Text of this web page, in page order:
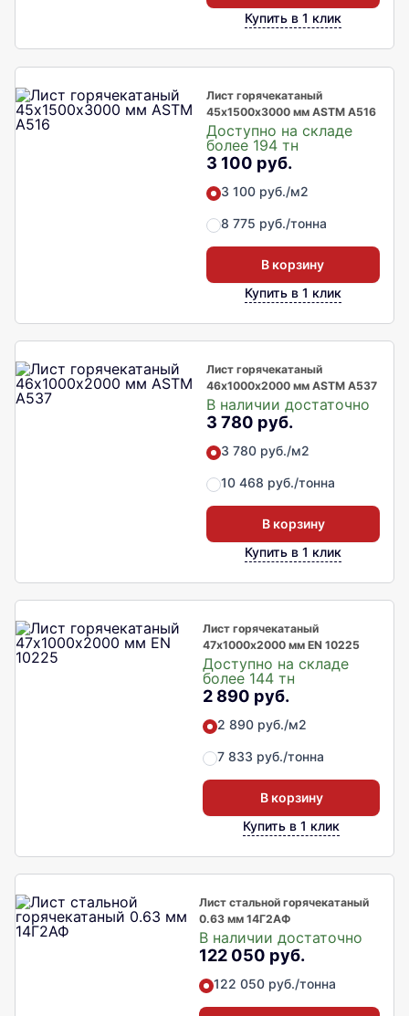
Купить в 1 клик
Лист горячекатаный
45х1500х3000 мм ASTM A516
Доступно на складе
более 194 тн
3 100 руб.
3 100 руб./м2
8 775 руб./тонна
В корзину
Купить в 1 клик
Лист горячекатаный
46х1000х2000 мм ASTM A537
В наличии достаточно
3 780 руб.
3 780 руб./м2
10 468 руб./тонна
В корзину
Купить в 1 клик
Лист горячекатаный
47х1000х2000 мм EN 10225
Доступно на складе
более 144 тн
2 890 руб.
2 890 руб./м2
7 833 руб./тонна
В корзину
Купить в 1 клик
Лист стальной горячекатаный
0.63 мм 14Г2АФ
В наличии достаточно
122 050 руб.
122 050 руб./тонна